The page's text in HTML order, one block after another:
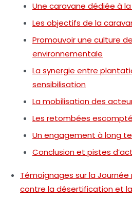
Une caravane dédiée à
Les objectifs de la
Promouvoir une culture
environnementale
La synergie entre
sensibilisation
La mobilisation des
Les retombées
Un engagement à long
Conclusion et pistes
Témoignages sur la
contre la désertification et